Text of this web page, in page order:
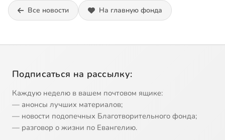
Все новости На главную фонда
Подписаться на рассылку:
Каждую неделю в вашем почтовом ящике:
— анонсы лучших материалов;
— новости подопечных Благотворительного фонда;
— разговор о жизни по Евангелию.